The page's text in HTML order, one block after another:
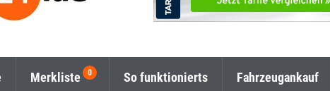
Merkliste So funktionierts Fahrzeugankauf